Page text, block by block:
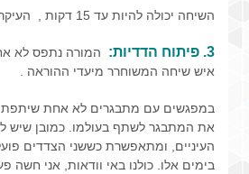
השיחה יכולה להיות עד 15 דקות , העיקר לשוחח , לגלות עניין ולשמור על קשר.
3. פיתוח הדדיות:
המורה נתפס לא
איש שיחה המשוחרר מיעדי ההוראה .
במפגשים עם מתבגרים לא אחת שיתפתי
את המתבגר לשתף בעולמו. כמובן שיש
העיניים, ומתאפשרת כששני הצדדים
בימים אלו. כולנו באי וודאות, אני